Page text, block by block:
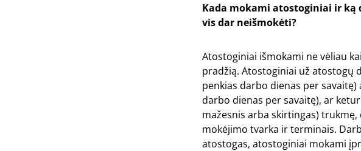
Kada mokami atostoginiai ir ką
vis dar neišmokėti?
Atostoginiai išmokami ne vėliau
pradžią. Atostoginiai už atostogų
penkias darbo dienas per
darbo dienas per savaitę), ar
mažesnis arba skirtingas)
mokėjimo tvarka ir terminais.
atostogas, atostoginiai mokami